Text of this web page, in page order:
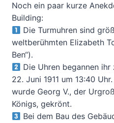
Noch ein paar kurze
Building:
Die Turmuhren sind
weltberühmten Elizabeth
Ben“).
Die Uhren begannen
22. Juni 1911 um 13:40
wurde Georg V., der
Königs, gekrönt.
Bei dem Bau des